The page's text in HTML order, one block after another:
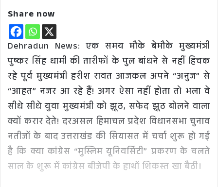
Share now
Dehradun News: एक समय मौके बेमौके मुख्यमंत्री
पुष्कर सिंह धामी की तारीफों के पुल बांधने से नहीं हिचक
रहे पूर्व मुख्यमंत्री हरीश रावत आजकल अपने “अनुज” से
“आहत” नजर आ रहे हैं! अगर ऐसा नहीं होता तो भला वे
सीधे सीधे युवा मुख्यमंत्री को झूठ, सफेद झूठ बोलने वाला
क्यों करार देते! दरअसल हिमाचल प्रदेश विधानसभा चुनाव
नतीजों के बाद उत्तराखंड की सियासत में चर्चा शुरू हो गई
है कि क्या कांग्रेस “मुस्लिम यूनिवर्सिटी” प्रकरण के चलते
साल के शुरू में कांग्रेस बीजेपी के हाथों शिकस्त खा बैठी।